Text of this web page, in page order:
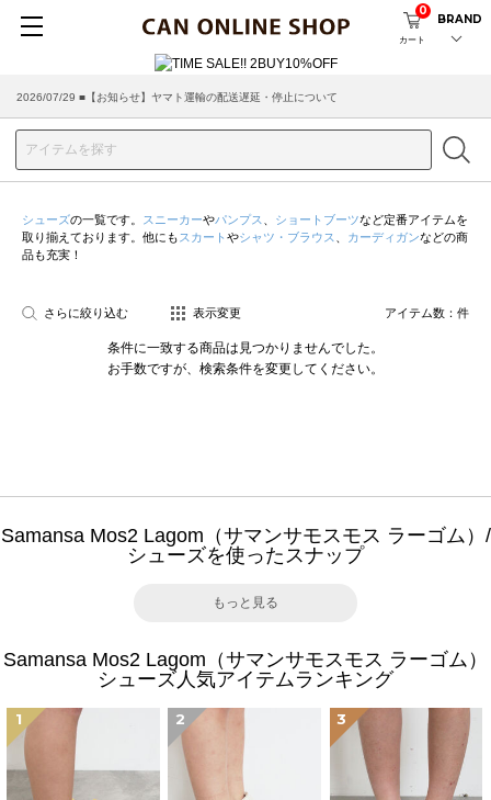
カート
0
BRAND
2026/07/29 ■【お知らせ】ヤマト運輸の配送遅延・停止について
シューズの一覧です。 スニーカーやパンプス ショートブーツなど定番アイテムを
取り揃えております。他にも スカート やシャツ・ブラウス カーディガンなどの商
品も充実！
さらに絞り込む 表示変更 アイテム数： 件
条件に一致する商品は見つかりませんでした。
お手数ですが、検索条件を変更してください。
Samansa Mos2 Lagom（サマンサモスモス ラーゴム）/
シューズを使ったスナップ
もっと見る
Samansa Mos2 Lagom（サマンサモスモス ラーゴム）
シューズ人気アイテムランキング
1 2 3